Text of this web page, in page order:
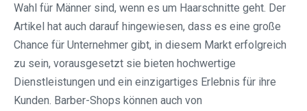
Wahl für Männer sind, wenn es um Haarschnitte geht. Der
Artikel hat auch darauf hingewiesen, dass es eine große
Chance für Unternehmer gibt, in diesem Markt erfolgreich
zu sein, vorausgesetzt sie bieten hochwertige
Dienstleistungen und ein einzigartiges Erlebnis für ihre
Kunden. Barber-Shops können auch von